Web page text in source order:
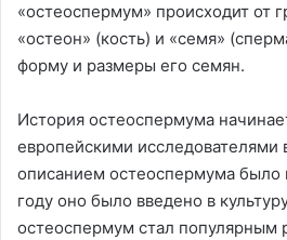
«остеоспермум» происходит от
«остеон» (кость) и «семя»
форму и размеры его семян.
История остеоспермума
европейскими исследователями
описанием остеоспермума было
году оно было введено в
остеоспермум стал популярным